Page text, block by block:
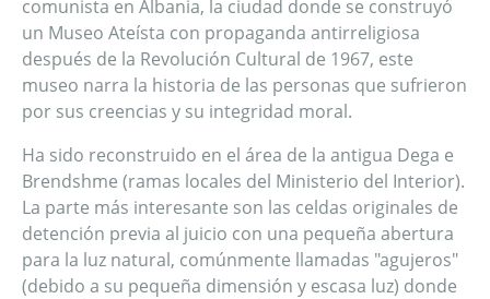
comunista en Albania, la ciudad donde se construyó
un Museo Ateísta con propaganda antirreligiosa
después de la Revolución Cultural de 1967, este
museo narra la historia de las personas que sufrieron
por sus creencias y su integridad moral.
Ha sido reconstruido en el área de la antigua Dega e
Brendshme (ramas locales del Ministerio del Interior).
La parte más interesante son las celdas originales de
detención previa al juicio con una pequeña abertura
para la luz natural, comúnmente llamadas "agujeros"
(debido a su pequeña dimensión y escasa luz) donde